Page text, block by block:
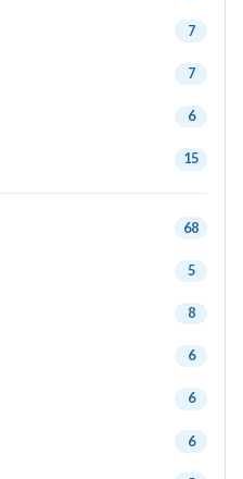
7
7
6
15
68
5
8
6
6
6